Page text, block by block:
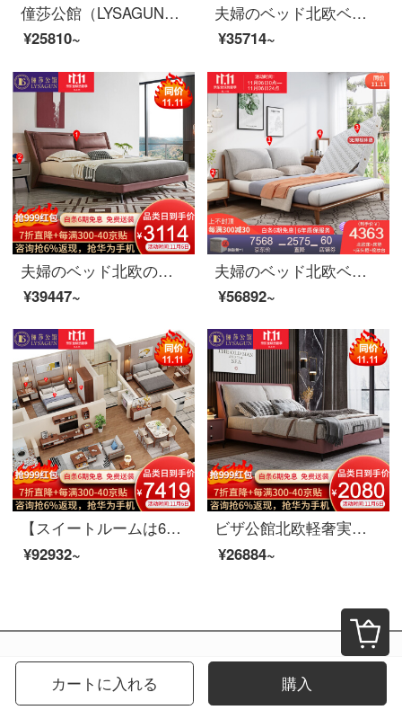
僮莎公館（LYSAGUN）ベッドのダブルベッドの近代的な柔らかいベッドの畳のベッドはマッサージを持って物の結婚ベッドの旗艦版（＋金庫）の1800*2000を蓄えます。
¥25810~
夫婦のベッド北欧ベッドのダブルベッド1.8メートルのシンプルなベッドルームの布芸ベッドの逸品家具のベッド+ベッドのヘッドセット*2 1500*2000
¥35714~
夫婦のベッド北欧の軽奢なツインベッド1.8メートルの近代的なシンプルなベッドルームの木製品の家具のベッド+ベッドの頭の棚*1 1800*2000
¥39447~
夫婦のベッド北欧ベッドのダブルベッド1.8メートルのシンプルなベッドルームで、布芸ベッドの逸品家具ベッド+マットレス+マットレス1つ+008化粧台のベンチセット1500*2000
¥56892~
【スイートルームは6割引が受けられます。】夫婦室北欧リビングルームの家具セットC【80-150平方メートル】メインルーム6点セットの胡桃色のスイートルームが適用されます。
¥92932~
ビザ公館北欧軽奢実木皮ベッド現代簡単寝室布芸ダブルベッド逸品家具ベッド+木製ベッドヘッドセット*1 1800*2000
¥26884~
カートに入れる 購入